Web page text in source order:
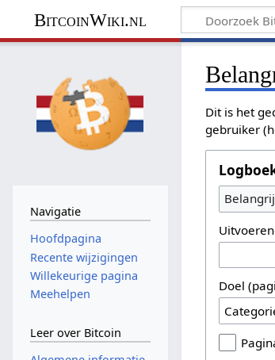
BitcoinWiki.nl
Dit is het
gebruiker
Doel
Navigatie
Hoofdpagina
Recente wijzigingen
Willekeurige pagina
Meehelpen
Leer over Bitcoin